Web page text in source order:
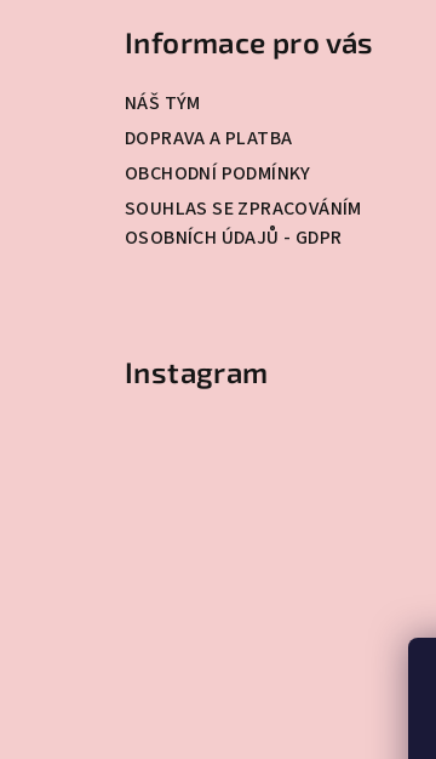
Informace pro vás
NÁŠ TÝM
DOPRAVA A PLATBA
OBCHODNÍ PODMÍNKY
SOUHLAS SE ZPRACOVÁNÍM
OSOBNÍCH ÚDAJŮ - GDPR
Instagram